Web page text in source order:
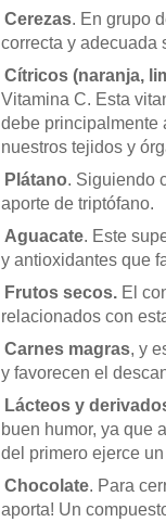
Cerezas. En grupo
correcta y adecuada
Cítricos (naranja,
Vitamina C. Esta
debe principalmente
nuestros tejidos y
Plátano. Siguiendo
aporte de triptófano.
Aguacate. Este
y antioxidantes que
Frutos secos. El
relacionados con
Carnes magras, y
y favorecen el
Lácteos y
buen humor, ya que
del primero ejerce
Chocolate. Para
aporta! Un